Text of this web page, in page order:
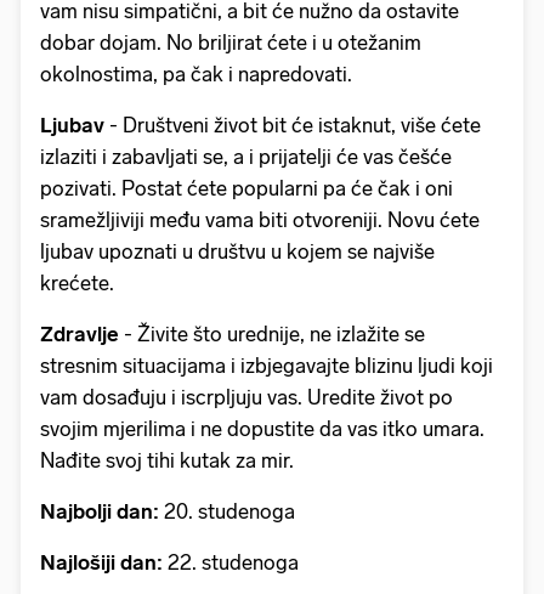
vam nisu simpatični, a bit će nužno da ostavite
dobar dojam. No briljirat ćete i u otežanim
okolnostima, pa čak i napredovati.
Ljubav - Društveni život bit će istaknut, više ćete
izlaziti i zabavljati se, a i prijatelji će vas češće
pozivati. Postat ćete popularni pa će čak i oni
sramežljiviji među vama biti otvoreniji. Novu ćete
ljubav upoznati u društvu u kojem se najviše
krećete.
Zdravlje - Živite što urednije, ne izlažite se
stresnim situacijama i izbjegavajte blizinu ljudi koji
vam dosađuju i iscrpljuju vas. Uredite život po
svojim mjerilima i ne dopustite da vas itko umara.
Nađite svoj tihi kutak za mir.
Najbolji dan: 20. studenoga
Najlošiji dan: 22. studenoga